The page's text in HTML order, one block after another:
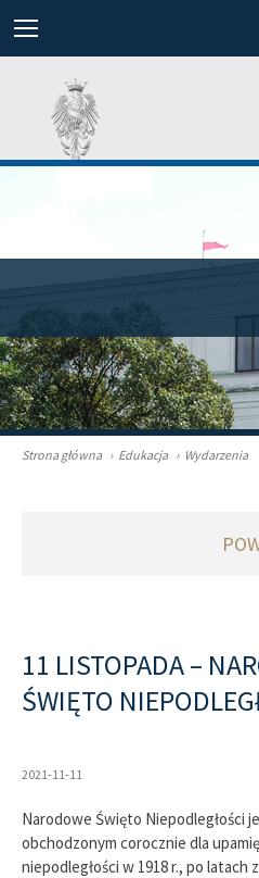
Strona główna › Edukacja › Wydarzenia
11 LISTOPADA –
ŚWIĘTO
2021-11-11
Narodowe Święto Niepodległości
obchodzonym corocznie dla
niepodległości w 1918 r., po latach